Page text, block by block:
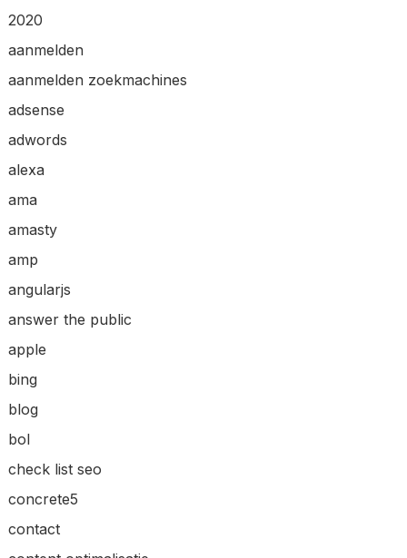
2020
aanmelden
aanmelden zoekmachines
adsense
adwords
alexa
ama
amasty
amp
angularjs
answer the public
apple
bing
blog
bol
check list seo
concrete5
contact